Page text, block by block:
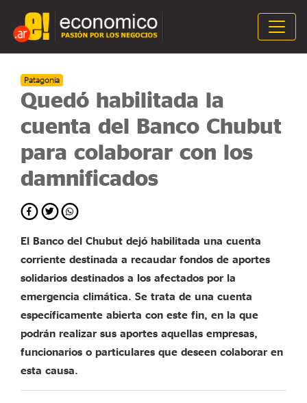
Patagonia
Quedó habilitada la
cuenta del Banco Chubut
para colaborar con los
damnificados
El Banco del Chubut dejó habilitada una cuenta
corriente destinada a recaudar fondos de aportes
solidarios destinados a los afectados por la
emergencia climática. Se trata de una cuenta
específicamente abierta con este fin, en la que
podrán realizar sus aportes aquellas empresas,
funcionarios o particulares que deseen colaborar en
esta causa.